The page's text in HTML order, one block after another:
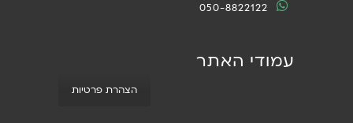
050-8822122
עמודי האתר
הצהרת פרטיות